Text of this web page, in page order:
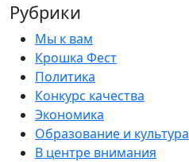
Рубрики
Мы к вам
Крошка Фест
Политика
Конкурс качества
Экономика
Образование и культура
В центре внимания